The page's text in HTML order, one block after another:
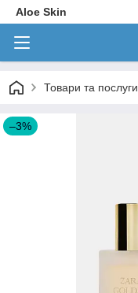
Aloe Skin
Товари та послуги
–3%